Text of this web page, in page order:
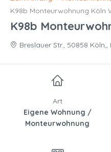
K98b Monteurwohnung Köln
K98b
Breslauer Str., 50858 Köln,,
Art
Eigene Wohnung /
Monteurwohnung